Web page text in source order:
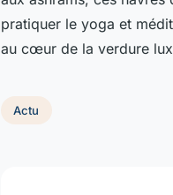
pratiquer le yoga et
au cœur de la verdure
Actu